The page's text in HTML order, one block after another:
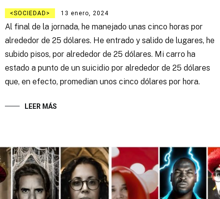
SOCIEDAD 13 enero, 2024
Al final de la jornada, he manejado unas cinco horas por
alrededor de 25 dólares. He entrado y salido de lugares, he
subido pisos, por alrededor de 25 dólares. Mi carro ha
estado a punto de un suicidio por alrededor de 25 dólares
que, en efecto, promedian unos cinco dólares por hora.
LEER MÁS